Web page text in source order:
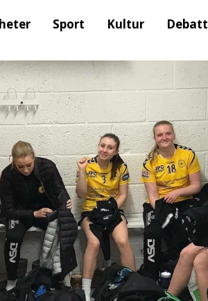
Sport Kultur Debatt